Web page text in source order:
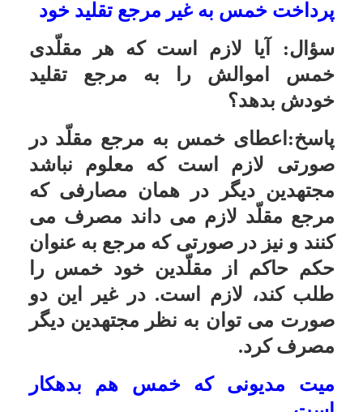
سؤال:آیا صِرف نیّت باعث جداسازى
اموال و پولهایى که خمس آنها داده
شده از غیر آنها مى شود؟ به هرحال
راه جداسازى چیست؟ مخصوصاً اگر
در صندوقى یا بانکى باشد.
پاسخ:احتیاجی به جداسازی نیست ، در
آخر سال مجموع موجودی را حساب
می کنند و معادل آنچه تخمیس شده را
از آن کم می کنند ، باقیمانده خمس
دارد .
استفاده از اموال کسانی که خمس
نمی دهند
سؤال:کسى که حساب سالانه جهت
تعیین خمس قرار داده باشد وبه منازل
کسانى که وجوه شرعى خود را نمى
پردازند به میهمانى برود و از غذاى آنها
استفاده کند یا با آب منزل آنها وضو
بگیرد و در منزل آنها نماز به جا آورد چه
خمس درآن خانه یا غذا وجود دارد